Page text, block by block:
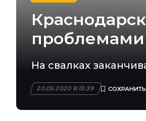
проблемами
На свалках
20.05.2020 В 13:39